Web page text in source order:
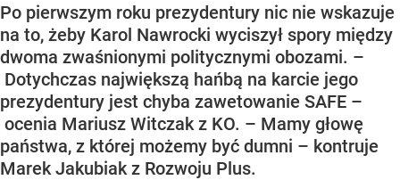
Po pierwszym roku prezydentury nic nie wskazuje
na to, żeby Karol Nawrocki wyciszył spory między
dwoma zwaśnionymi politycznymi obozami. –
Dotychczas największą hańbą na karcie jego
prezydentury jest chyba zawetowanie SAFE –
ocenia Mariusz Witczak z KO. – Mamy głowę
państwa, z której możemy być dumni – kontruje
Marek Jakubiak z Rozwoju Plus.